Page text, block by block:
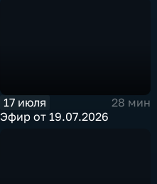
17 июля
28 мин
Эфир от 19.07.2026